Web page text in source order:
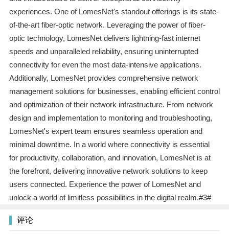
experiences. One of LomesNet's standout offerings is its state-
of-the-art fiber-optic network. Leveraging the power of fiber-
optic technology, LomesNet delivers lightning-fast internet
speeds and unparalleled reliability, ensuring uninterrupted
connectivity for even the most data-intensive applications.
Additionally, LomesNet provides comprehensive network
management solutions for businesses, enabling efficient control
and optimization of their network infrastructure. From network
design and implementation to monitoring and troubleshooting,
LomesNet's expert team ensures seamless operation and
minimal downtime. In a world where connectivity is essential
for productivity, collaboration, and innovation, LomesNet is at
the forefront, delivering innovative network solutions to keep
users connected. Experience the power of LomesNet and
unlock a world of limitless possibilities in the digital realm.#3#
评论